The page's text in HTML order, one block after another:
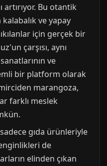
artırıyor. Bu otantik
ve yapay
için gerçek bir
çarşısı, aynı
ve
bir platform olarak
marangoza,
farklı meslek
gıda ürünleriyle
de
elinden çıkan